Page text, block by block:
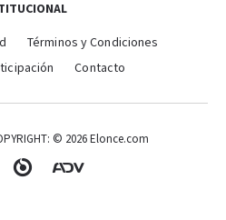
Términos y Condiciones
Contacto
© 2026 Elonce.com